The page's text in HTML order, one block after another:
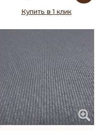
Купить в 1 клик